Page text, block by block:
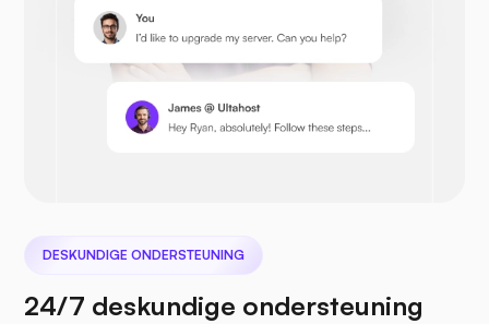
Prestashop
DESKUNDIGE ONDERSTEUNING
24/7 deskundige ondersteuning